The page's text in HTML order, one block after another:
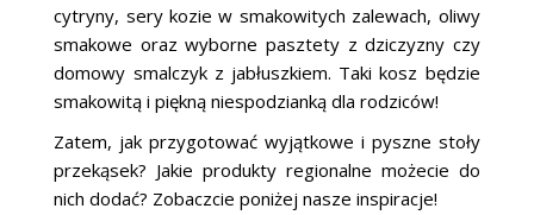
cytryny, sery kozie w smakowitych zalewach, oliwy
smakowe oraz wyborne pasztety z dziczyzny czy
domowy smalczyk z jabłuszkiem. Taki kosz będzie
smakowitą i piękną niespodzianką dla rodziców!
Zatem, jak przygotować wyjątkowe i pyszne stoły
przekąsek? Jakie produkty regionalne możecie do
nich dodać? Zobaczcie poniżej nasze inspiracje!